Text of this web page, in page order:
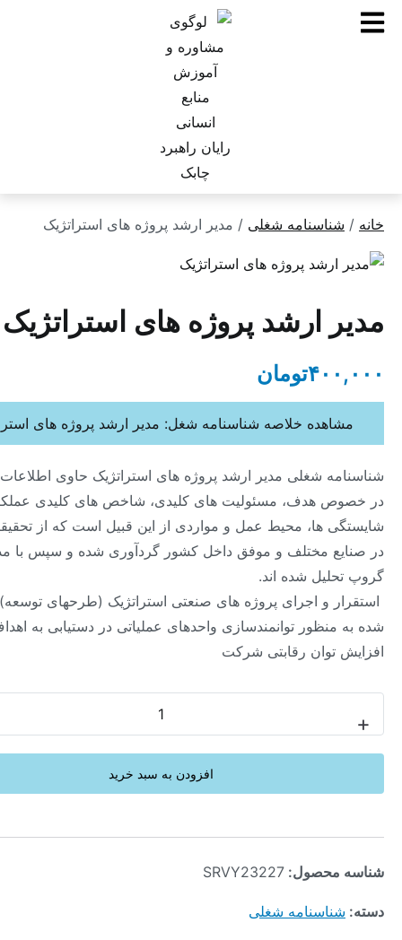
شغلی/ مدیر ارشد پروژه های استراتژیک
ارشد پروژه های استراتژیک
تومان
شغلی مدیر ارشد پروژه های استراتژیک حاوی اطلاعات جامعی
هدف، مسئولیت های کلیدی، شاخص های کلیدی عملکرد،
ها، محیط عمل و مواردی از این قبیل است که از تحقیقات میدانی
مختلف و موفق داخل کشور گردآوری شده و سپس با مدل هی
شده اند.
و اجرای پروژه های صنعتی استراتژیک (طرحهای توسعه) تعریف
توانمندسازی واحدهای عملیاتی در ‏دستیابی به اهداف و
رقابتی شرکت
خلاصه شناسنامه شغل: مدیر ارشد پروژه های استراتژیک
افزودن به سبد خرید
محصول:SRVY23227
شغلی